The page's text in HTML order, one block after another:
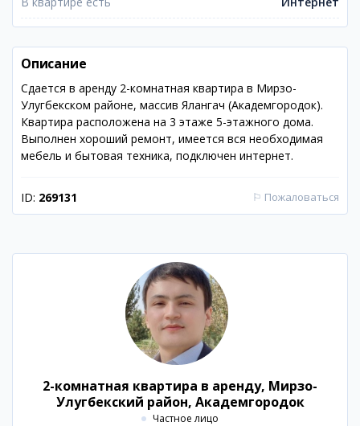
Описание
Сдается в аренду 2-комнатная квартира в Мирзо-
Улугбекском районе, массив Ялангач (Академгородок).
Квартира расположена на 3 этаже 5-этажного дома.
Выполнен хороший ремонт, имеется вся необходимая
мебель и бытовая техника, подключен интернет.
ID: 269131 ⚐ Пожаловаться
2-комнатная квартира в аренду, Мирзо-
Улугбекский район, Академгородок
Частное лицо